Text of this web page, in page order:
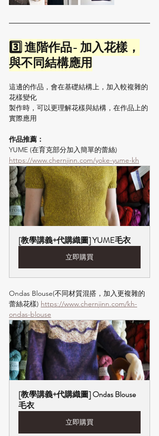
3️⃣ 進階作品- 加入花樣，
與不同結構應用
這邊的作品，會在基礎結構上，加入較複雜的
花樣變化
製作時，可以更理解花樣與結構，在作品上的
實際應用
作品推薦：
YUME (在育克部分加入簡單的蕾絲)
https://www.chernjinn.com/yoke-yume-kh
[教學講義+代購織圖] YUME毛衣
立即購買
Ondas Blouse(不同材質混搭，加入更複雜的
蕾絲花樣) https://www.chernjinn.com/kh-
ondas-blouse
[教學講義+代購織圖] Ondas Blouse
毛衣
立即購買